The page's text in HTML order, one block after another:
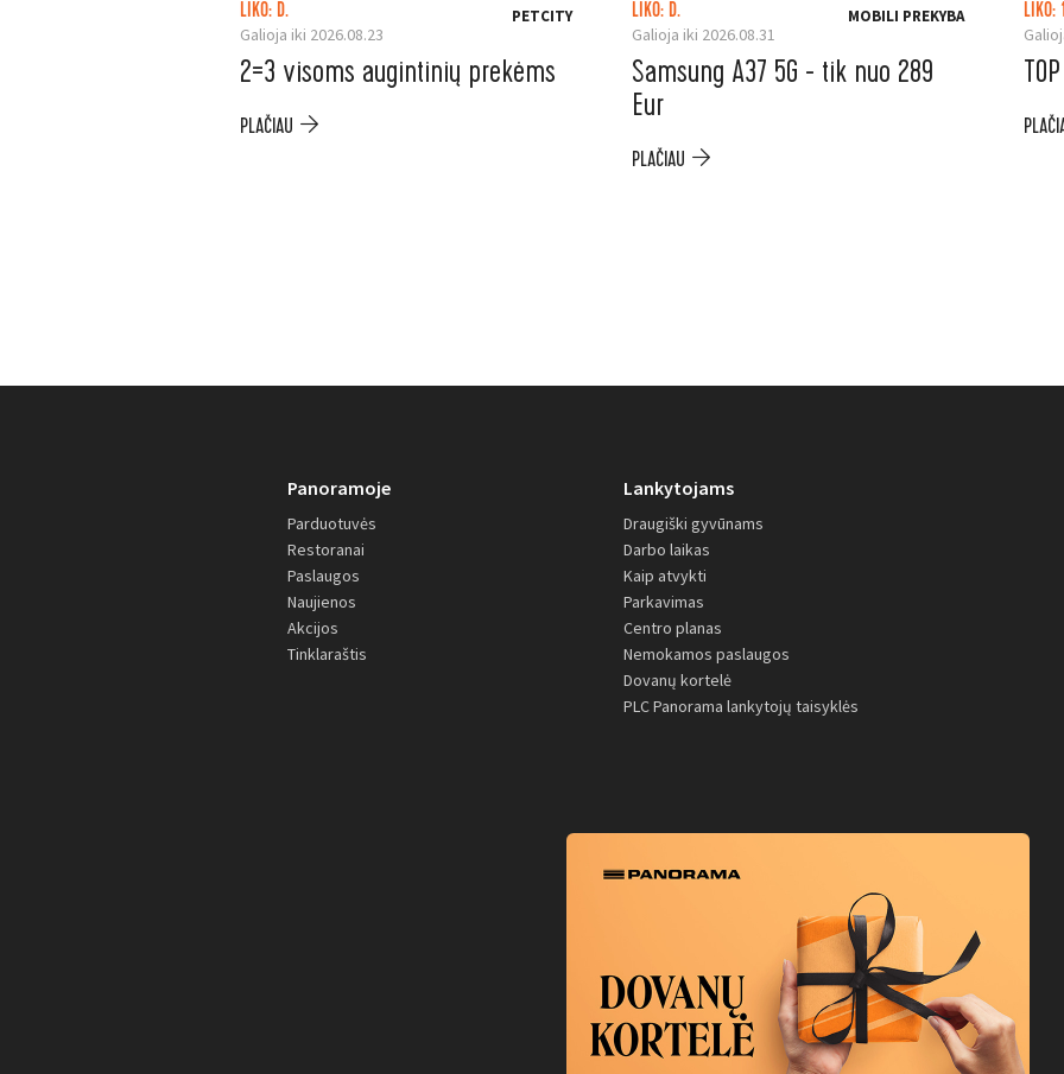
LIKO: D.
Galioja iki 2026.08.23
PETCITY
2=3 visoms augintinių prekėms
PLAČIAU
LIKO: D.
Galioja iki 2026.08.31
MOBILI PREKYBA
Samsung A37 5G - tik nuo 289
Eur
PLAČIAU
LIKO:
Panoramoje
Parduotuvės
Restoranai
Paslaugos
Naujienos
Akcijos
Tinklaraštis
Lankytojams
Draugiški gyvūnams
Darbo laikas
Kaip atvykti
Parkavimas
Centro planas
Nemokamos paslaugos
Dovanų kortelė
PLC Panorama lankytojų taisyklės